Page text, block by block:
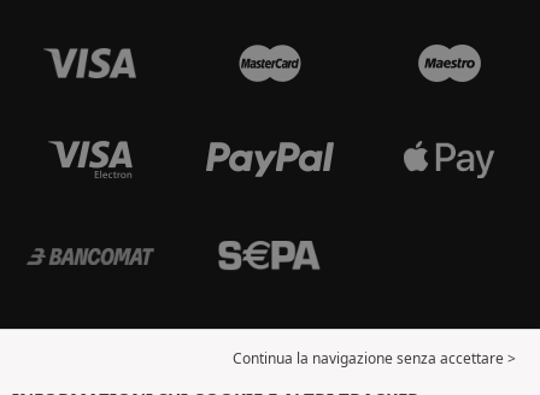
Continua la navigazione senza accettare >